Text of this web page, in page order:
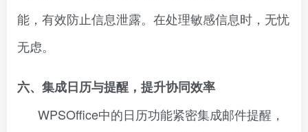
能，有效防止信息泄露。在处理敏感信息时，无忧
无虑。
六、集成日历与提醒，提升协同效率
WPSOffice中的日历功能紧密集成邮件提醒，